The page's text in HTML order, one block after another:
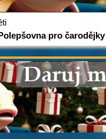
pro čarodějky